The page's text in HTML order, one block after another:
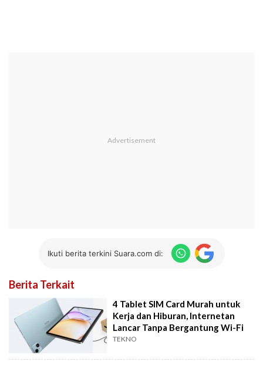
Ikuti berita terkini Suara.com di:
Berita Terkait
4 Tablet SIM Card Murah untuk
Kerja dan Hiburan, Internetan
Lancar Tanpa Bergantung Wi-Fi
TEKNO